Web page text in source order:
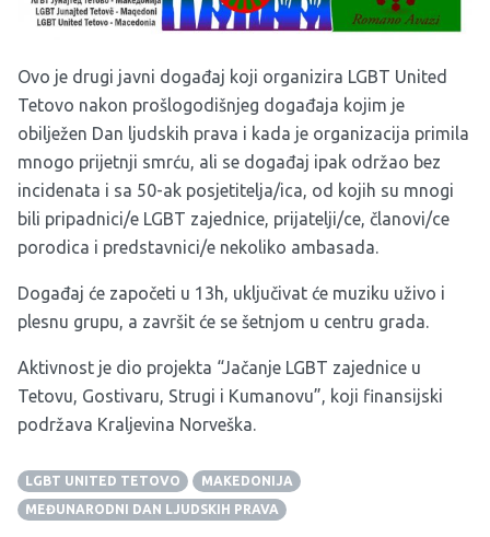
Ovo je drugi javni događaj koji organizira LGBT United
Tetovo nakon prošlogodišnjeg događaja kojim je
obilježen Dan ljudskih prava i kada je organizacija primila
mnogo prijetnji smrću, ali se događaj ipak održao bez
incidenata i sa 50-ak posjetitelja/ica, od kojih su mnogi
bili pripadnici/e LGBT zajednice, prijatelji/ce, članovi/ce
porodica i predstavnici/e nekoliko ambasada.
Događaj će započeti u 13h, uključivat će muziku uživo i
plesnu grupu, a završit će se šetnjom u centru grada.
Aktivnost je dio projekta “Jačanje LGBT zajednice u
Tetovu, Gostivaru, Strugi i Kumanovu”, koji finansijski
podržava Kraljevina Norveška.
LGBT UNITED TETOVO
MAKEDONIJA
MEĐUNARODNI DAN LJUDSKIH PRAVA